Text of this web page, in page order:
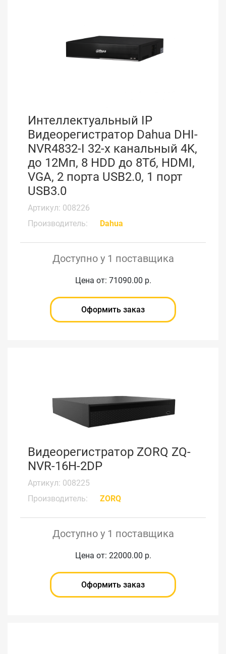
Интеллектуальный IP
Видеорегистратор Dahua DHI-
NVR4832-I 32-х канальный 4K,
до 12Мп, 8 HDD до 8Тб, HDMI,
VGA, 2 порта USB2.0, 1 порт
USB3.0
Артикул: 008226
Производитель:
Dahua
Доступно у 1 поставщика
Цена от: 71090.00 р.
Оформить заказ
Видеорегистратор ZORQ ZQ-
NVR-16H-2DP
Артикул: 008225
Производитель:
ZORQ
Доступно у 1 поставщика
Цена от: 22000.00 р.
Оформить заказ